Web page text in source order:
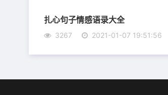
10、得不到的东西，我们会一
一天，你深入了解后，你会发
扎心句子情感语录大全
3267 2021-01-07 19:51:56